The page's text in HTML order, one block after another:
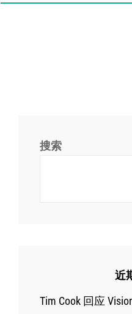
搜索
近
Tim Cook 回应